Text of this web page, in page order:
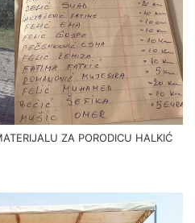
ZA PORODICU HALKIĆ